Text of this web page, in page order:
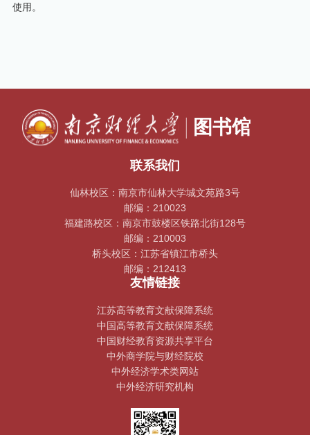
使用。
联系我们
仙林校区：南京市仙林大学城文苑路3号
邮编：210023
福建路校区：南京市鼓楼区铁路北街128号
邮编：210003
桥头校区：江苏省镇江市桥头
邮编：212413
友情链接
江苏高等教育文献保障系统
中国高等教育文献保障系统
中国财经教育资源共享平台
中外商学院与财经院校
中外经济学术类网站
中外经济研究机构